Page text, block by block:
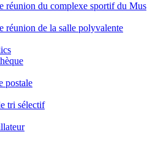
réunion du complexe sportif du Mus
réunion de la salle polyvalente
postale
tri sélectif